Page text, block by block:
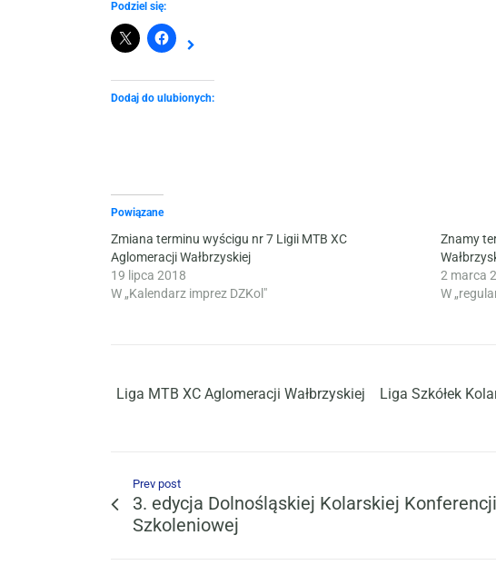
Podziel się:
Dodaj do ulubionych:
Powiązane
Zmiana terminu wyścigu nr 7 Ligii MTB XC
Aglomeracji Wałbrzyskiej
19 lipca 2018
W „Kalendarz imprez DZKol"
Znamy
2 marca
W
Liga MTB XC Aglomeracji Wałbrzyskiej Liga Szkółek
Prev post
3. edycja Dolnośląskiej Kolarskiej Konferencji
Szkoleniowej